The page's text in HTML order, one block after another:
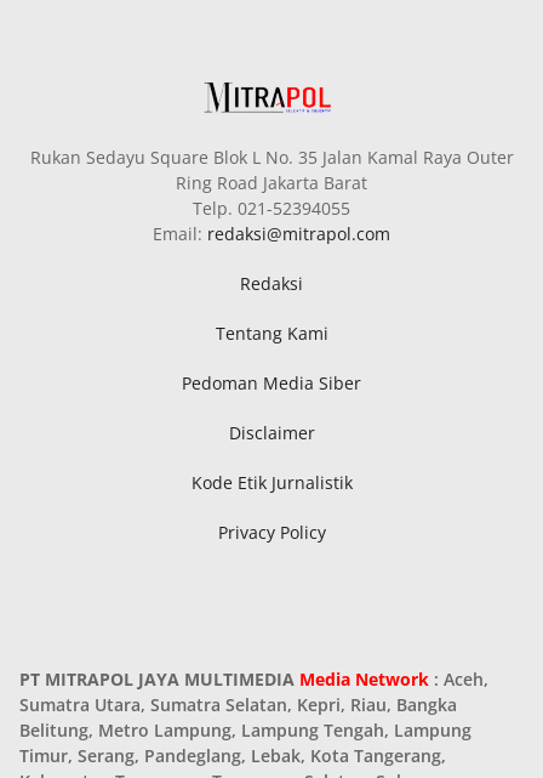
Rukan Sedayu Square Blok L No. 35 Jalan Kamal Raya Outer
Ring Road Jakarta Barat
Telp. 021-52394055
Email: redaksi@mitrapol.com
Redaksi
Tentang Kami
Pedoman Media Siber
Disclaimer
Kode Etik Jurnalistik
Privacy Policy
PT MITRAPOL JAYA MULTIMEDIA Media Network : Aceh,
Sumatra Utara, Sumatra Selatan, Kepri, Riau, Bangka
Belitung, Metro Lampung, Lampung Tengah, Lampung
Timur, Serang, Pandeglang, Lebak, Kota Tangerang,